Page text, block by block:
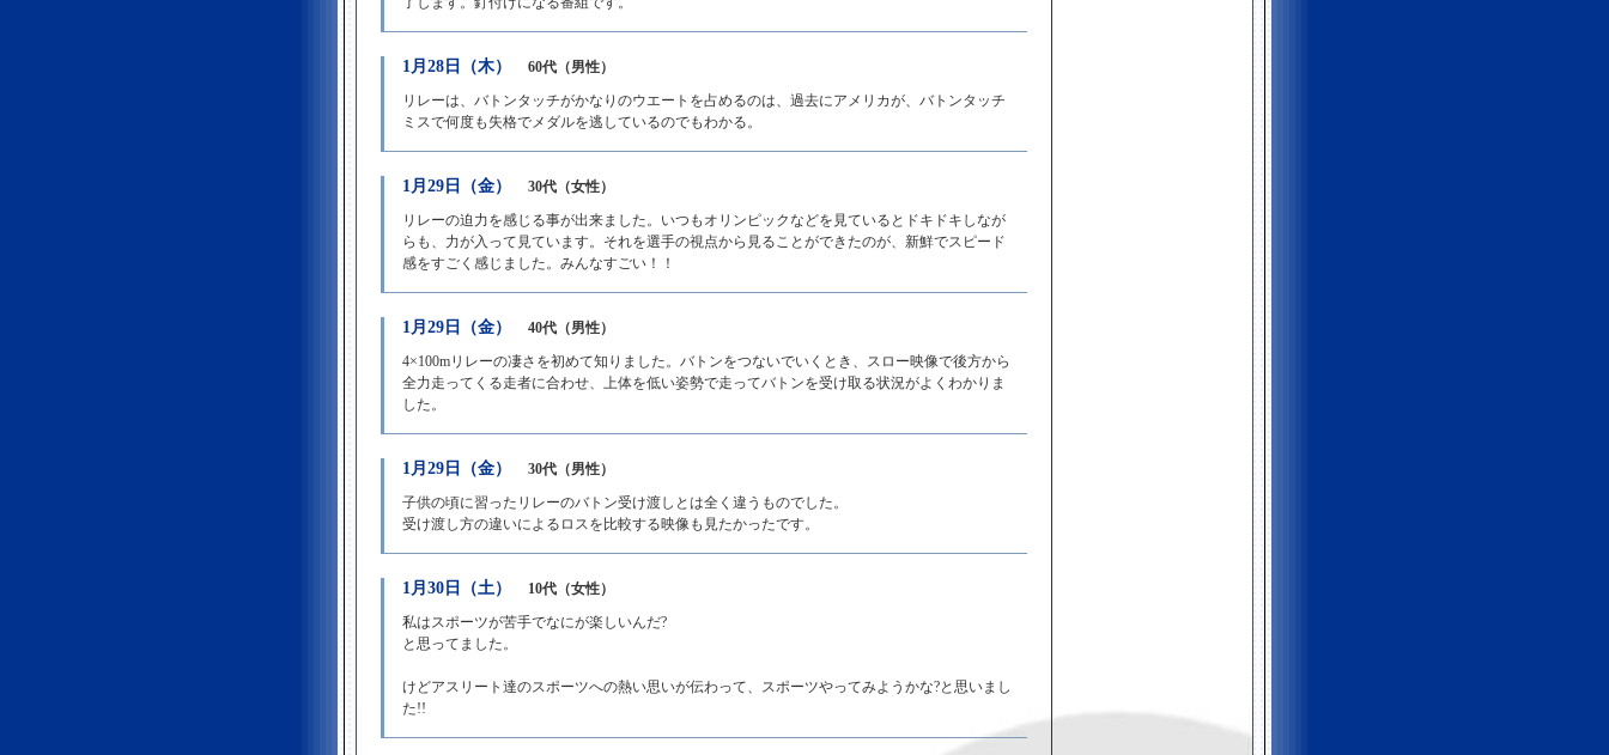
1月28日（木） 60代（男性）
リレーは、バトンタッチがかなりのウエートを占めるのは、過去にアメリカが、バトンタッチ
ミスで何度も失格でメダルを逃しているのでもわかる。
1月29日（金） 30代（女性）
リレーの迫力を感じる事が出来ました。いつもオリンピックなどを見ているとドキドキしなが
らも、力が入って見ています。それを選手の視点から見ることができたのが、新鮮でスピード
感をすごく感じました。みんなすごい！！
1月29日（金） 40代（男性）
4×100mリレーの凄さを初めて知りました。バトンをつないでいくとき、スロー映像で後方から
全力走ってくる走者に合わせ、上体を低い姿勢で走ってバトンを受け取る状況がよくわかりま
した。
1月29日（金） 30代（男性）
子供の頃に習ったリレーのバトン受け渡しとは全く違うものでした。
受け渡し方の違いによるロスを比較する映像も見たかったです。
1月30日（土）
10代（女性）
私はスポーツが苦手でなにが楽しいんだ?
と思ってました。
けどアスリート達のスポーツへの熱い思いが伝わって、スポーツやってみようかな?と思いまし
た!!